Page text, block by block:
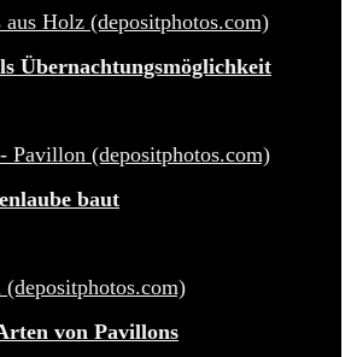
Übernachtungsmöglichkeit
baut
von Pavillons